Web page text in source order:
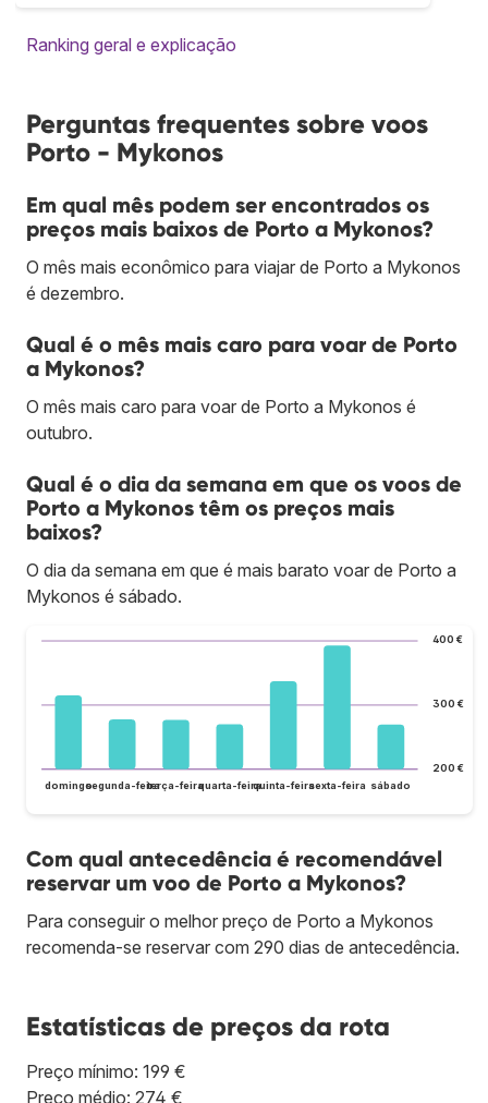
Ranking geral e explicação
Perguntas frequentes sobre voos
Porto - Mykonos
Em qual mês podem ser encontrados os
preços mais baixos de Porto a Mykonos?
O mês mais econômico para viajar de Porto a Mykonos
é dezembro.
Qual é o mês mais caro para voar de Porto
a Mykonos?
O mês mais caro para voar de Porto a Mykonos é
outubro.
Qual é o dia da semana em que os voos de
Porto a Mykonos têm os preços mais
baixos?
O dia da semana em que é mais barato voar de Porto a
Mykonos é sábado.
200 €
300 €
400 €
domingosegunda-feiraterça-feiraquarta-feiraquinta-feirasexta-feira sábado
Com qual antecedência é recomendável
reservar um voo de Porto a Mykonos?
Para conseguir o melhor preço de Porto a Mykonos
recomenda-se reservar com 290 dias de antecedência.
Estatísticas de preços da rota
Preço mínimo: 199 €
Preço médio: 274 €